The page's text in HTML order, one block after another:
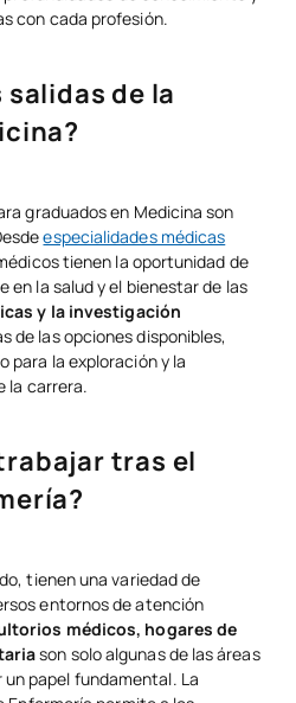
con cada profesión.
salidas de la
graduados en Medicina son
especialidades médicas
tienen la oportunidad de
la salud y el bienestar de las
y la investigación
de las opciones disponibles,
para la exploración y la
la carrera.
tras el
tienen una variedad de
entornos de atención
médicos, hogares de
son solo algunas de las áreas
papel fundamental. La